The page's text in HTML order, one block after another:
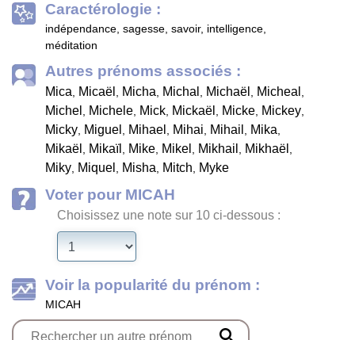
Caractérologie :
indépendance, sagesse, savoir, intelligence,
méditation
Autres prénoms associés :
Mica, Micaël , Micha, Michal , Michaël , Micheal ,
Michel , Michele, Mick, Mickaël , Micke, Mickey,
Micky, Miguel , Mihael , Mihai, Mihail , Mika,
Mikaël , Mikaïl , Mike, Mikel , Mikhail , Mikhaël ,
Miky, Miquel , Misha, Mitch, Myke
Voter pour MICAH
Choisissez une note sur 10 ci-dessous :
Voir la popularité du prénom :
MICAH